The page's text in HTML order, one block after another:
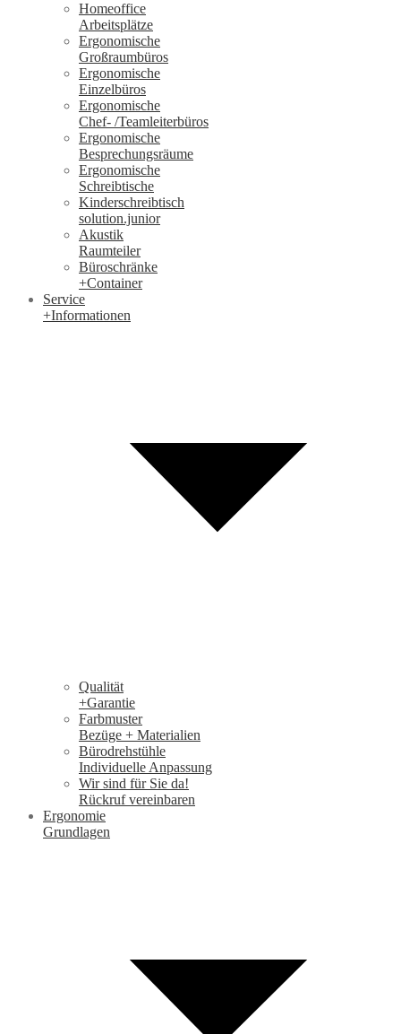
Homeoffice
Arbeitsplätze
Ergonomische
Großraumbüros
Ergonomische
Einzelbüros
Ergonomische
Chef- /Teamleiterbüros
Ergonomische
Besprechungsräume
Ergonomische
Schreibtische
Kinderschreibtisch
solution.junior
Akustik
Raumteiler
Büroschränke
+Container
Service
+Informationen
Qualität
+Garantie
Farbmuster
Bezüge + Materialien
Bürodrehstühle
Individuelle Anpassung
Wir sind für Sie da!
Rückruf vereinbaren
Ergonomie
Grundlagen